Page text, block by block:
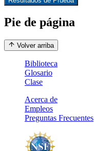
Pie de página
Volver arriba
Biblioteca
Glosario
Clase
Acerca de
Empleos
Preguntas Frecuentes